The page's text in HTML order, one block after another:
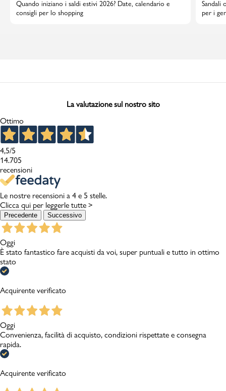
Quando iniziano i saldi estivi 2026? Date, calendario e
consigli per lo shopping
Sandali
per i
La valutazione sul nostro sito
Ottimo
4,5/5
14.705
recensioni
Le nostre recensioni a 4 e 5 stelle.
Clicca qui per leggerle tutte >
Precedente Successivo
Oggi
È stato fantastico fare acquisti da voi, super puntuali e tutto in ottimo
stato
Acquirente verificato
Oggi
Convenienza, facilità di acquisto, condizioni rispettate e consegna
rapida.
Acquirente verificato